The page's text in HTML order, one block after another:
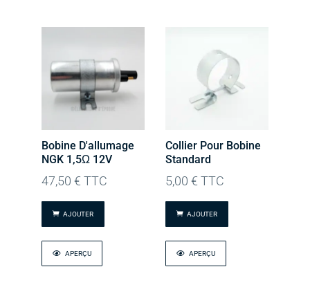
Bobine D'allumage
NGK 1,5Ω 12V
47,50 € TTC
AJOUTER
APERÇU
Collier Pour Bobine
Standard
5,00 € TTC
AJOUTER
APERÇU